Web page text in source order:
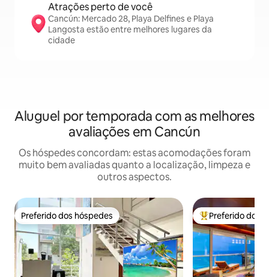
Atrações perto de você
Cancún: Mercado 28, Playa Delfines e Playa
Langosta estão entre melhores lugares da
cidade
Aluguel por temporada com as melhores
avaliações em Cancún
Os hóspedes concordam: estas acomodações foram
muito bem avaliadas quanto a localização, limpeza e
outros aspectos.
Preferido dos hóspedes
Preferido dos hóspedes Entre os
Preferido dos